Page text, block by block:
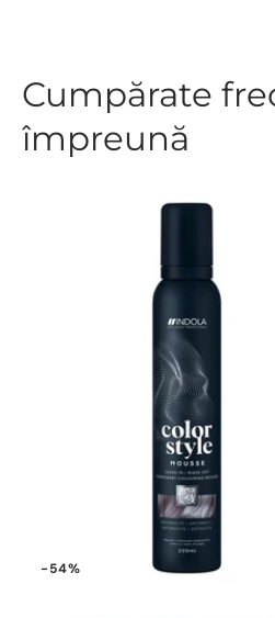
Cumpărate
împreună
-54%